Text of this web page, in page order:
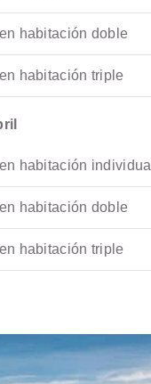
habitación doble
habitación triple
habitación individual
habitación doble
habitación triple